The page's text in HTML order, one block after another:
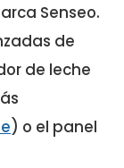
l
Senseo.
de
de leche
) o el panel